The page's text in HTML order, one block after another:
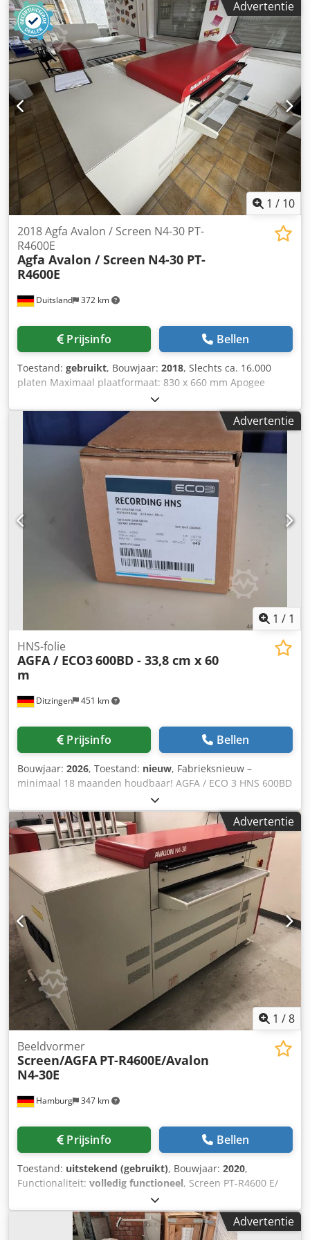
Advertentie
1 / 10
Duitsland 372 km
2018 Agfa Avalon / Screen N4-30 PT-
R4600E
Agfa Avalon / Screen N4-30 PT-
R4600E
Prijsinfo Bellen
Toestand: gebruikt, Bouwjaar: 2018, Slechts ca. 16.000
platen Maximaal plaatformaat: 830 x 660 mm Apogee
Workflow 10.69.0 RIP Inline stansen Azura C95 uitwasunit
Crsdpfoyt I Unox Anijf Stacker ST 95EX Op korte termijn
Advertentie
1 / 1
Ditzingen 451 km
HNS-folie
AGFA / ECO3600BD - 33,8 cm x 60
m
Prijsinfo Bellen
Bouwjaar: 2026, Toestand: nieuw, Fabrieksnieuw –
minimaal 18 maanden houdbaar! AGFA / ECO 3 HNS 600BD
film 338 mm x 60 m. 33,8 cm breed, 60 m lang. Specificatie:
600 BD. Code: 4LGNQ. Geschikt voor veel belichters –
bijvoorbeeld AccuSet en Avantra 25 / 30 met roodlicht-
laserdioode 650 - 670 nm. Codpjb Rlbfefx Aniorf
Advertentie
1 /8
Hamburg 347 km
Beeldvormer
Screen/AGFA PT-R4600E/Avalon
N4-30E
Prijsinfo Bellen
Toestand: uitstekend (gebruikt), Bouwjaar: 2020,
Functionaliteit: volledig functioneel, Screen PT-R4600 E/
Avalon N4-30 E Serienummer 462xxx, 16 vezelgekoppelde
diodes, Plaatenteller: 10.792 Codpfsxlf Rvjx Aniorf
Belichtingstijd: 1,045 uur Screen Blackbox NetworkAdvertentie